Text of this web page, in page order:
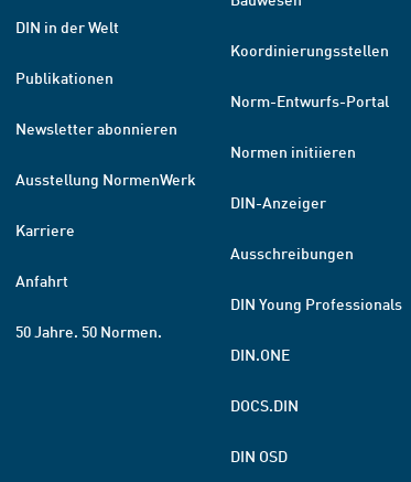
DIN in der Welt
Publikationen
Newsletter abonnieren
Ausstellung NormenWerk
Karriere
Anfahrt
50 Jahre. 50 Normen.
Koordinierungsstellen
Norm-Entwurfs-Portal
Normen initiieren
DIN-Anzeiger
Ausschreibungen
DIN Young Professionals
DIN.ONE
DOCS.DIN
DIN OSD